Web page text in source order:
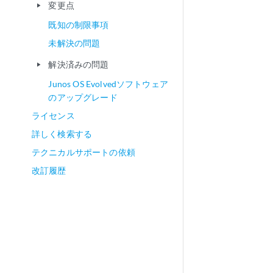
play_arrow
変更点
既知の制限事項
未解決の問題
play_arrow
解決済みの問題
Junos OS Evolvedソフトウェア
のアップグレード
ライセンス
詳しく検索する
テクニカルサポートの依頼
改訂履歴